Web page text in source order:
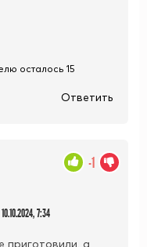
осталось 15
Ответить
10.10.2024, 7:34
приготовили, а
-1